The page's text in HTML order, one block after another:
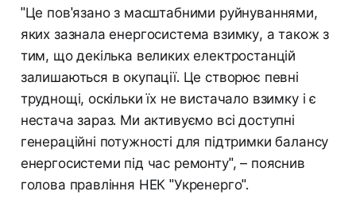
"Це пов'язано з масштабними руйнуваннями,
яких зазнала енергосистема взимку, а також з
тим, що декілька великих електростанцій
залишаються в окупації. Це створює певні
труднощі, оскільки їх не вистачало взимку і є
нестача зараз. Ми активуємо всі доступні
генераційні потужності для підтримки балансу
енергосистеми під час ремонту", – пояснив
голова правління НЕК "Укренерго".